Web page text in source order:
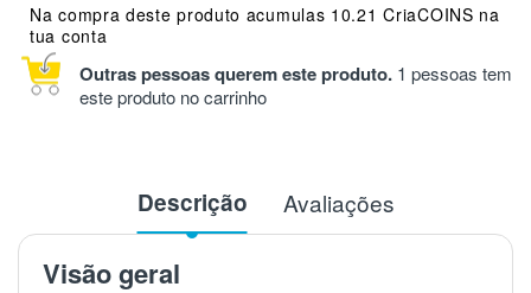
Na compra deste produto acumulas 10.21 CriaCOINS na
tua conta
Outras pessoas querem este produto. 1 pessoas tem
este produto no carrinho
Descrição Avaliações
Visão geral